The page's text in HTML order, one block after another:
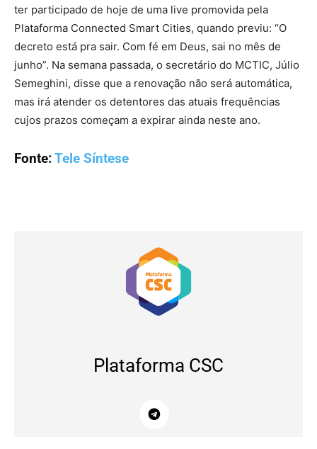
ter participado de hoje de uma live promovida pela
Plataforma Connected Smart Cities, quando previu: “O
decreto está pra sair. Com fé em Deus, sai no mês de
junho”. Na semana passada, o secretário do MCTIC, Júlio
Semeghini, disse que a renovação não será automática,
mas irá atender os detentores das atuais frequências
cujos prazos começam a expirar ainda neste ano.
Fonte:Tele Síntese
Plataforma CSC